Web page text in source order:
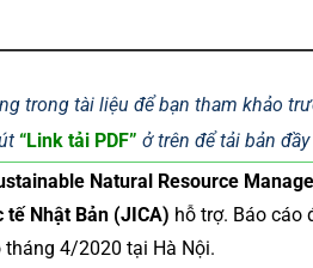
trong tài liệu để bạn tham khảo
“Link tải PDF” ở trên để tải bản
Natural Resource
tế Nhật Bản (JICA) hỗ trợ. Báo cáo
tháng 4/2020 tại Hà Nội.